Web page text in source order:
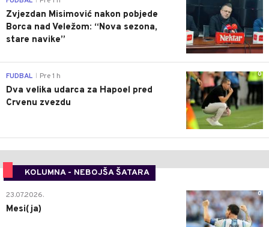
Zvjezdan Misimović nakon pobjede
Borca nad Veležom: “Nova sezona,
stare navike”
0
FUDBAL Pre 1 h
Dva velika udarca za Hapoel pred
Crvenu zvezdu
KOLUMNA - NEBOJŠA ŠATARA
0
23.07.2026.
Mesi(ja)